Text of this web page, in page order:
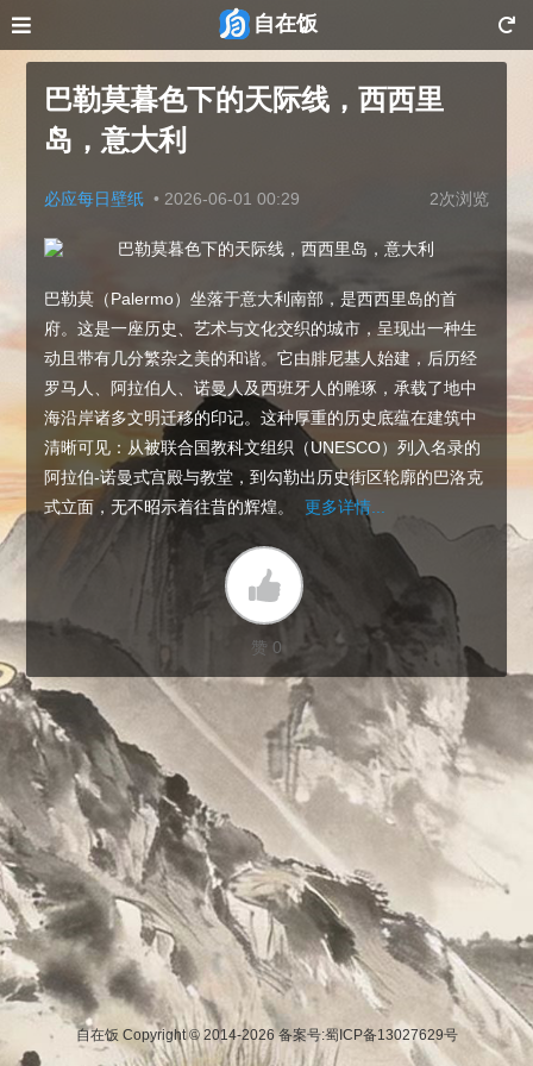
自在饭
巴勒莫暮色下的天际线，西西里
岛，意大利
必应每日壁纸 • 2026-06-01 00:29 2次浏览
巴勒莫（Palermo）坐落于意大利南部，是西西里岛的首
府。这是一座历史、艺术与文化交织的城市，呈现出一种生
动且带有几分繁杂之美的和谐。它由腓尼基人始建，后历经
罗马人、阿拉伯人、诺曼人及西班牙人的雕琢，承载了地中
海沿岸诸多文明迁移的印记。这种厚重的历史底蕴在建筑中
清晰可见：从被联合国教科文组织（UNESCO）列入名录的
阿拉伯-诺曼式宫殿与教堂，到勾勒出历史街区轮廓的巴洛克
式立面，无不昭示着往昔的辉煌。
更多详情...
赞 0
自在饭 Copyright © 2014-2026备案号:蜀ICP备13027629号